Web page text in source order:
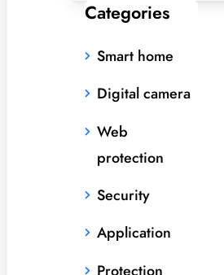
Categories
Smart home
Digital camera
Web
protection
Security
Application
Protection